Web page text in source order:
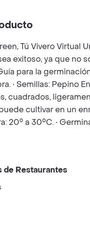
Tú Vivero Virtual
exitoso, ya que no
para la
• Semillas: Pepino
cuadrados,
cultivar en un
20° a 30°C. •
de Restaurantes